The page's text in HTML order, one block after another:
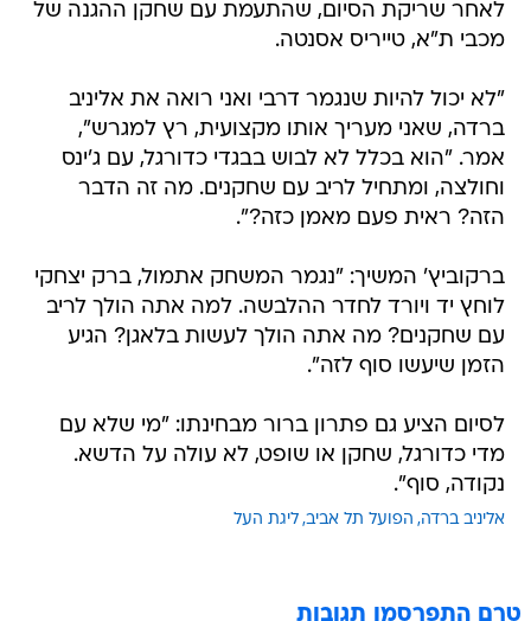
לאחר שריקת הסיום, שהתעמת עם שחקן ההגנה של
מכבי ת"א, טייריס אסנטה.
"לא יכול להיות שנגמר דרבי ואני רואה את אליניב
ברדה, שאני מעריך אותו מקצועית, רץ למגרש",
אמר. "הוא בכלל לא לבוש בבגדי כדורגל, עם ג'ינס
וחולצה, ומתחיל לריב עם שחקנים. מה זה הדבר
הזה? ראית פעם מאמן כזה?".
ברקוביץ' המשיך: "נגמר המשחק אתמול, ברק יצחקי
לוחץ יד ויורד לחדר ההלבשה. למה אתה הולך לריב
עם שחקנים? מה אתה הולך לעשות בלאגן? הגיע
הזמן שיעשו סוף לזה".
לסיום הציע גם פתרון ברור מבחינתו: "מי שלא עם
מדי כדורגל, שחקן או שופט, לא עולה על הדשא.
נקודה, סוף".
אליניב ברדה הפועל תל אביב ליגת העל
טרם התפרסמו תגובות